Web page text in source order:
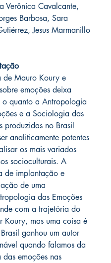
Verônica Cavalcante,
Barbosa, Sara
Jesus Marmanillo
de Mauro Koury e
emoções deixa
o quanto a Antropologia
e a Sociologia das
produzidas no Brasil
analiticamente potentes
os mais variados
socioculturais. A
de implantação e
de uma
das Emoções
com a trajetória do
Koury, mas uma coisa é
ganhou um autor
quando falamos da
das emoções nas